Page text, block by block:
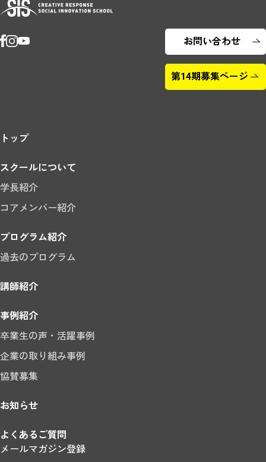
お問い合わせ
第14期募集ページ
トップ
スクールについて
学長紹介
コアメンバー紹介
プログラム紹介
過去のプログラム
講師紹介
事例紹介
卒業生の声・活躍事例
企業の取り組み事例
協賛募集
お知らせ
よくあるご質問
メールマガジン登録